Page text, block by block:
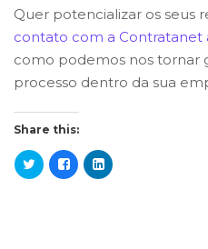
Quer potencializar os seus
contato com a Contratanet
como podemos nos tornar
processo dentro da sua
Share this: